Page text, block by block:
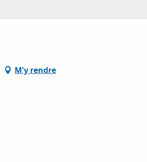
M'y rendre